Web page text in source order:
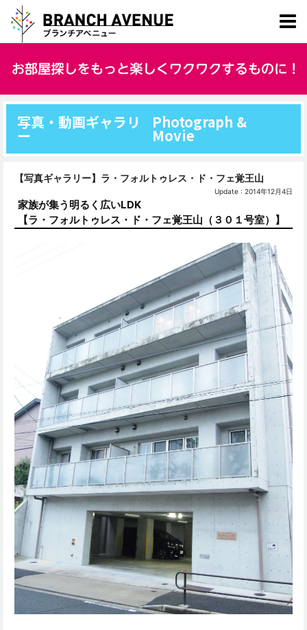
写真・動画ギャラリ
ー
Photograph &
Movie
【写真ギャラリー】ラ・フォルトゥレス・ド・フェ覚王山
Update : 2014年12月4日
家族が集う明るく広いLDK
【ラ・フォルトゥレス・ド・フェ覚王山（３０１号室）】